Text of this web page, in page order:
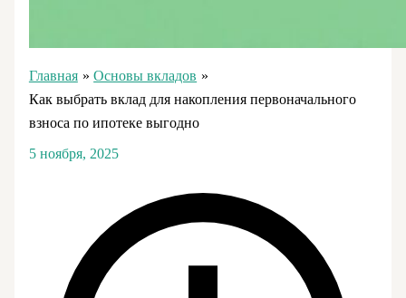
Главная
Основы вкладов
Как выбрать вклад для накопления первоначального
взноса по ипотеке выгодно
5 ноября, 2025